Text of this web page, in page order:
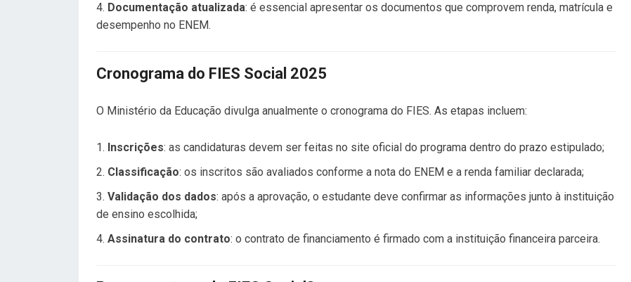
Documentação atualizada: é essencial apresentar os documentos que comprovem renda, matrícula e
desempenho no ENEM.
Cronograma do FIES Social 2025
O Ministério da Educação divulga anualmente o cronograma do FIES. As etapas incluem:
Inscrições: as candidaturas devem ser feitas no site oficial do programa dentro do prazo estipulado;
Classificação: os inscritos são avaliados conforme a nota do ENEM e a renda familiar declarada;
Validação dos dados: após a aprovação, o estudante deve confirmar as informações junto à instituição
de ensino escolhida;
Assinatura do contrato: o contrato de financiamento é firmado com a instituição financeira parceira.